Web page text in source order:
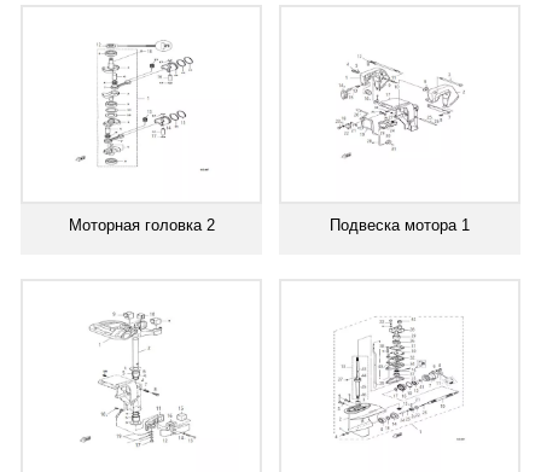
Моторная головка 2 Подвеска мотора 1